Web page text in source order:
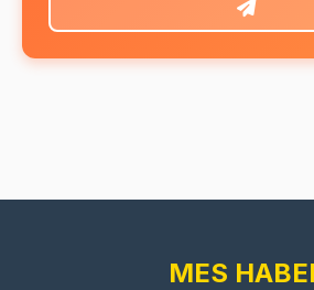
MES